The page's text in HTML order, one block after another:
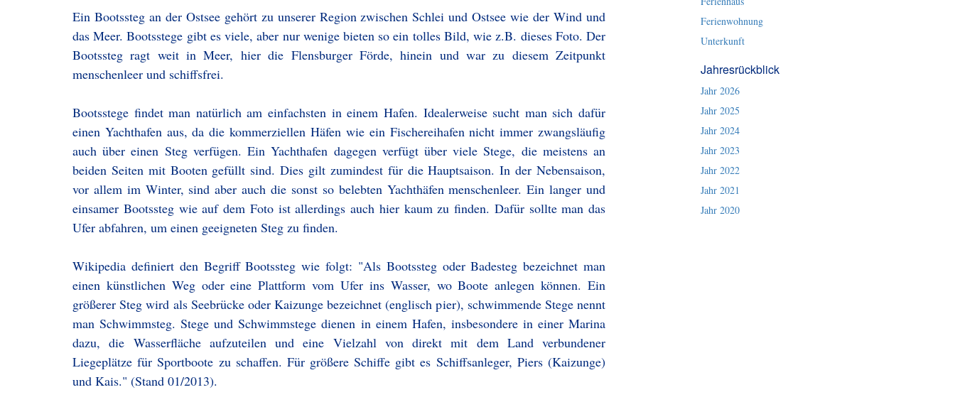
Ein Bootssteg an der Ostsee gehört zu unserer Region zwischen Schlei und Ostsee wie der Wind und
das Meer. Bootsstege gibt es viele, aber nur wenige bieten so ein tolles Bild, wie z.B. dieses Foto. Der
Bootssteg ragt weit in Meer, hier die Flensburger Förde, hinein und war zu diesem Zeitpunkt
menschenleer und schiffsfrei.
Bootsstege findet man natürlich am einfachsten in einem Hafen. Idealerweise sucht man sich dafür
einen Yachthafen aus, da die kommerziellen Häfen wie ein Fischereihafen nicht immer zwangsläufig
auch über einen Steg verfügen. Ein Yachthafen dagegen verfügt über viele Stege, die meistens an
beiden Seiten mit Booten gefüllt sind. Dies gilt zumindest für die Hauptsaison. In der Nebensaison,
vor allem im Winter, sind aber auch die sonst so belebten Yachthäfen menschenleer. Ein langer und
einsamer Bootssteg wie auf dem Foto ist allerdings auch hier kaum zu finden. Dafür sollte man das
Ufer abfahren, um einen geeigneten Steg zu finden.
Wikipedia definiert den Begriff Bootssteg wie folgt: "Als Bootssteg oder Badesteg bezeichnet man
einen künstlichen Weg oder eine Plattform vom Ufer ins Wasser, wo Boote anlegen können. Ein
größerer Steg wird als Seebrücke oder Kaizunge bezeichnet (englisch pier), schwimmende Stege nennt
man Schwimmsteg. Stege und Schwimmstege dienen in einem Hafen, insbesondere in einer Marina
dazu, die Wasserfläche aufzuteilen und eine Vielzahl von direkt mit dem Land verbundener
Liegeplätze für Sportboote zu schaffen. Für größere Schiffe gibt es Schiffsanleger, Piers (Kaizunge)
und Kais." (Stand 01/2013).
Ferienwohnung
Unterkunft
Jahresrückblick
Jahr 2026
Jahr 2025
Jahr 2024
Jahr 2023
Jahr 2022
Jahr 2021
Jahr 2020